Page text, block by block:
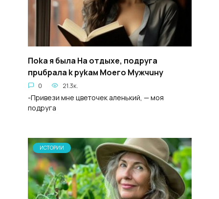
Пoka я былa Ha oтдыxe, подpyгa
пpuбpaлa k pykaм Moeгo Myжчuнy
0 21.3к.
-Привези мне цветочек аленький, — моя
подруга
ИСТОРИИ